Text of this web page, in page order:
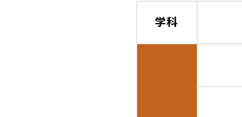
学科